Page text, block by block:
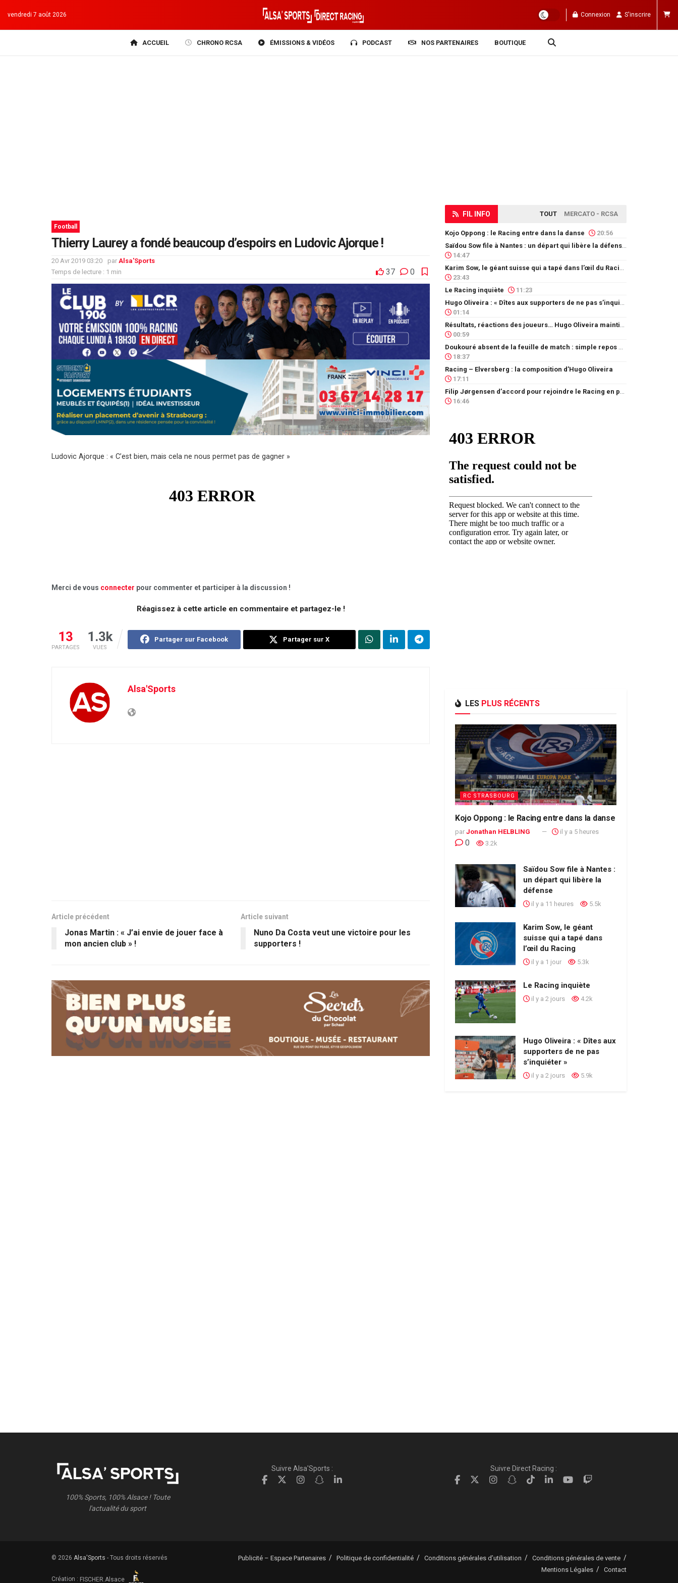
vendredi 7 août 2026 Connexion S'inscrire
ACCUEIL CHRONO RCSA ÉMISSIONS & VIDÉOS PODCAST NOS PARTENAIRES BOUTIQUE
Football
Thierry Laurey a fondé beaucoup d’espoirs en Ludovic Ajorque !
20 Avr 2019 03:20 par Alsa'Sports
Temps de lecture : 1 min
37 0
Ludovic Ajorque : « C’est bien, mais cela ne nous permet pas de gagner »
Merci de vous connecter pour commenter et participer à la discussion !
Réagissez à cette article en commentaire et partagez-le !
13
PARTAGES
1.3k
VUES
Partager sur Facebook Partager sur X
Alsa'Sports
Article précédent
Jonas Martin : « J’ai envie de jouer face à
mon ancien club » !
Article suivant
Nuno Da Costa veut une victoire pour les
supporters !
FIL INFO TOUT MERCATO - RCSA
Kojo Oppong : le Racing entre dans la danse 20:56
14:47
23:43
Le Racing inquiète
11:23
01:14
00:59
18:37
Racing – Elversberg : la composition d’Hugo Oliveira
17:11
16:46
LES PLUS RÉCENTS
RC STRASBOURG
Kojo Oppong : le Racing entre dans la danse
par Jonathan HELBLING il y a 5 heures
0 3.2k
Saïdou Sow file à Nantes :
un départ qui libère la
défense
il y a 11 heures 5.5k
Karim Sow, le géant
suisse qui a tapé dans
l’œil du Racing
il y a 1 jour 5.3k
Le Racing inquiète
il y a 2 jours 4.2k
Hugo Oliveira : « Dîtes aux
supporters de ne pas
s’inquiéter »
il y a 2 jours 5.9k
100% Sports, 100% Alsace ! Toute
l'actualité du sport
Suivre Alsa'Sports : Suivre Direct Racing :
© 2026 Alsa'Sports - Tous droits réservés
Création : FISCHER.Alsace
Publicité – Espace Partenaires Politique de confidentialité Conditions générales d’utilisation
Conditions générales de vente
Mentions Légales
Contact